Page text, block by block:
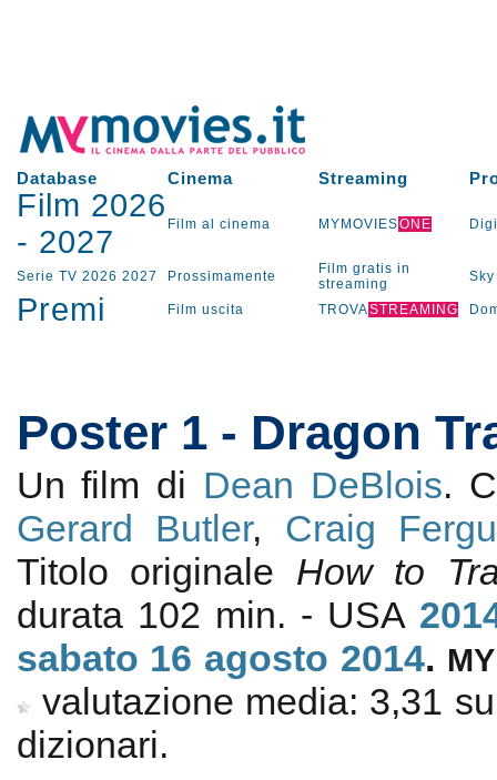
Database Cinema Streaming
Film 2026
- 2027 Film al cinema MYMOVIESONE
Serie TV 2026 2027 Prossimamente
Film gratis in
streaming
Sky
Premi Film uscita TROVASTREAMING
Poster 1 - Dragon
Un film di Dean DeBlois.
Gerard Butler, Craig
Titolo originale How to
durata 102 min. - USA
sabato 16 agosto 2014.
valutazione media: 3,31
dizionari.